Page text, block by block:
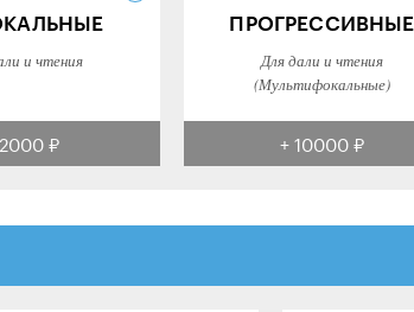
и чтения
₽
ПРОГРЕССИВНЫЕ
Для дали и чтения
(Мультифокальные)
+ 10000 ₽